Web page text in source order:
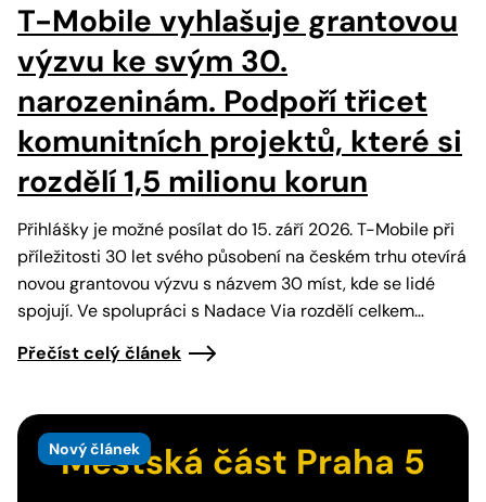
T-Mobile vyhlašuje grantovou
výzvu ke svým 30.
narozeninám. Podpoří třicet
komunitních projektů, které si
rozdělí 1,5 milionu korun
Přihlášky je možné posílat do 15. září 2026. T-Mobile při
příležitosti 30 let svého působení na českém trhu otevírá
novou grantovou výzvu s názvem 30 míst, kde se lidé
spojují. Ve spolupráci s Nadace Via rozdělí celkem…
Přečíst celý článek
Nový článek
Městská část Praha 5